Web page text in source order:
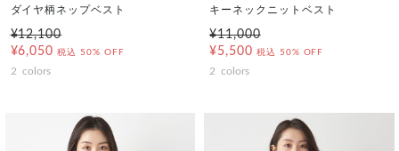
ダイヤ柄ネップベスト
¥12,100
¥6,050 税込 50% OFF
2 colors
キーネックニットベスト
¥11,000
¥5,500 税込 50% OFF
2 colors